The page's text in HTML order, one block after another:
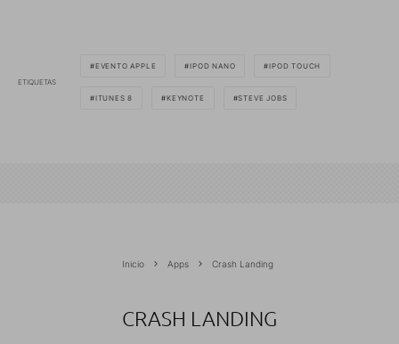
ETIQUETAS
EVENTO APPLE IPOD NANO IPOD TOUCH
ITUNES 8 KEYNOTE STEVE JOBS
Inicio Apps Crash Landing
CRASH LANDING